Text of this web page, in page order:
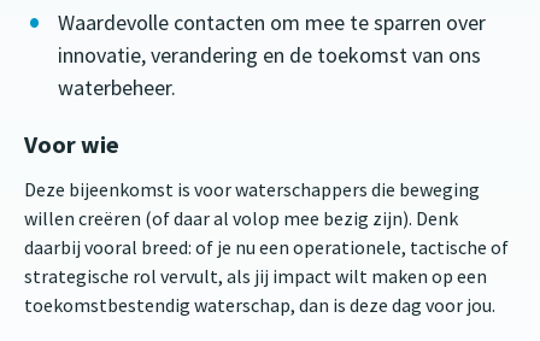
Waardevolle contacten om mee te sparren over
innovatie, verandering en de toekomst van ons
waterbeheer.
Voor wie
Deze bijeenkomst is voor waterschappers die beweging
willen creëren (of daar al volop mee bezig zijn). Denk
daarbij vooral breed: of je nu een operationele, tactische of
strategische rol vervult, als jij impact wilt maken op een
toekomstbestendig waterschap, dan is deze dag voor jou.